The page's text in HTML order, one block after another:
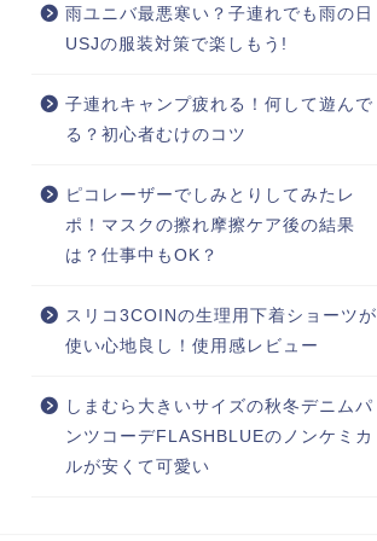
雨ユニバ最悪寒い？子連れでも雨の日
USJの服装対策で楽しもう!
子連れキャンプ疲れる！何して遊んで
る？初心者むけのコツ
ピコレーザーでしみとりしてみたレ
ポ！マスクの擦れ摩擦ケア後の結果
は？仕事中もOK？
スリコ3COINの生理用下着ショーツが
使い心地良し！使用感レビュー
しまむら大きいサイズの秋冬デニムパ
ンツコーデFLASHBLUEのノンケミカ
ルが安くて可愛い